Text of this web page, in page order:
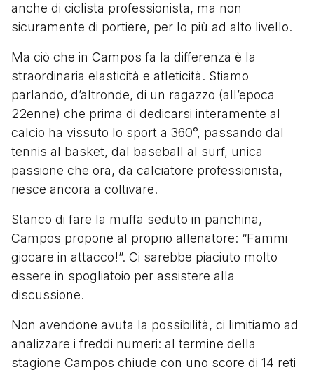
anche di ciclista professionista, ma non
sicuramente di portiere, per lo più ad alto livello.
Ma ciò che in Campos fa la differenza è la
straordinaria elasticità e atleticità. Stiamo
parlando, d’altronde, di un ragazzo (all’epoca
22enne) che prima di dedicarsi interamente al
calcio ha vissuto lo sport a 360°, passando dal
tennis al basket, dal baseball al surf, unica
passione che ora, da calciatore professionista,
riesce ancora a coltivare.
Stanco di fare la muffa seduto in panchina,
Campos propone al proprio allenatore: “Fammi
giocare in attacco!”. Ci sarebbe piaciuto molto
essere in spogliatoio per assistere alla
discussione.
Non avendone avuta la possibilità, ci limitiamo ad
analizzare i freddi numeri: al termine della
stagione Campos chiude con uno score di 14 reti